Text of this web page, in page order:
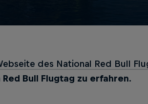
des National Red Bull
Bull Flugtag zu erfahren.